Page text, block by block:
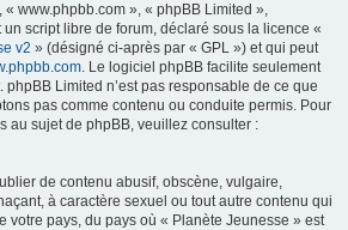
www.phpbb.com », « phpBB Limited »,
script libre de forum, déclaré sous la licence «
v2 » (désigné ci-après par « GPL ») et qui peut
. Le logiciel phpBB facilite seulement
phpBB Limited n’est pas responsable de ce que
pas comme contenu ou conduite permis. Pour
au sujet de phpBB, veuillez consulter :
de contenu abusif, obscène, vulgaire,
à caractère sexuel ou tout autre contenu qui
votre pays, du pays où « Planète Jeunesse » est